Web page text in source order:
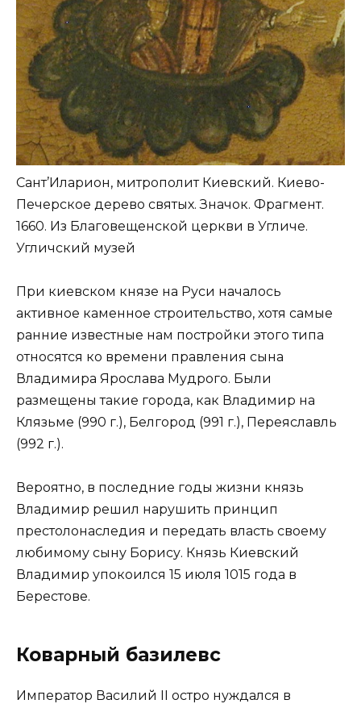
Сант’Иларион, митрополит Киевский. Киево-
Печерское дерево святых. Значок. Фрагмент.
1660. Из Благовещенской церкви в Угличе.
Угличский музей
При киевском князе на Руси началось
активное каменное строительство, хотя самые
ранние известные нам постройки этого типа
относятся ко времени правления сына
Владимира Ярослава Мудрого. Были
размещены такие города, как Владимир на
Клязьме (990 г.), Белгород (991 г.), Переяславль
(992 г.).
Вероятно, в последние годы жизни князь
Владимир решил нарушить принцип
престолонаследия и передать власть своему
любимому сыну Борису. Князь Киевский
Владимир упокоился 15 июля 1015 года в
Берестове.
Коварный базилевс
Император Василий II остро нуждался в